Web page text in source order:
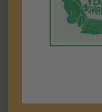
Oktober